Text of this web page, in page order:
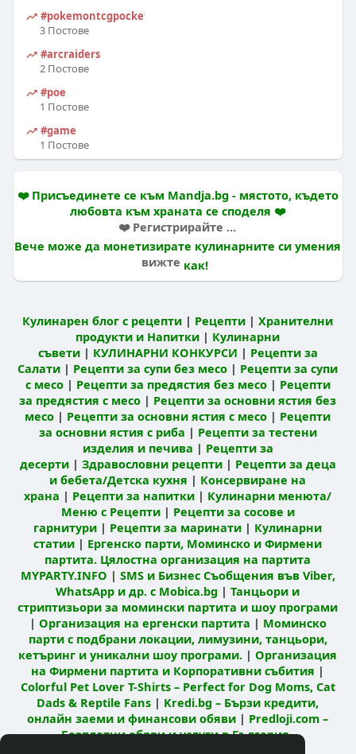
#pokemontcgpocket
3 Постове
#arcraiders
2 Постове
#poe
1 Постове
#game
1 Постове
❤️ Присъединете се към Mandja.bg - мястото, където
любовта към храната се споделя ❤️
❤️ Регистрирайте се и влезте в нашия вкусен свят ❤️
Вече може да монетизирате кулинарните си умения
вижте как!
Кулинарен блог с рецепти | Рецепти |Хранителни
продукти и Напитки | Кулинарни
съвети| КУЛИНАРНИ КОНКУРСИ | Рецепти за
Салати | Рецепти за супи без месо | Рецепти за супи
с месо| Рецепти за предястия без месо| Рецепти
за предястия с месо | Рецепти за основни ястия без
месо | Рецепти за основни ястия с месо | Рецепти
за основни ястия с риба | Рецепти за тестени
изделия и печива | Рецепти за
десерти| Здравословни рецепти| Рецепти за деца
и бебета/Детска кухня | Консервиране на
храна | Рецепти за напитки | Кулинарни менюта/
Меню с Рецепти| Рецепти за сосове и
гарнитури | Рецепти за маринати | Кулинарни
статии | Ергенско парти, Моминско и Фирмени
партита. Цялостна организация на партита
MYPARTY.INFO | SMS и Бизнес Съобщения във Viber,
WhatsApp и др. с Mobica.bg |Танцьори и
стриптизьори за момински партита и шоу програми
| Организация на ергенски партита | Моминско
парти с подбрани локации, лимузини, танцьори,
кетъринг и уникални шоу програми. |Организация
на Фирмени партита и Корпоративни събития |
Colorful Pet Lover T-Shirts – Perfect for Dog Moms, Cat
Dads & Reptile Fans | Kredi.bg – Бързи кредити,
онлайн заеми и финансови обяви | Predloji.com –
Безплатни обяви и услуги в България